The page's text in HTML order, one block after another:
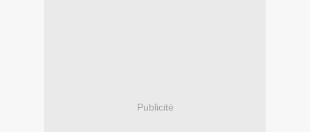
Publicité